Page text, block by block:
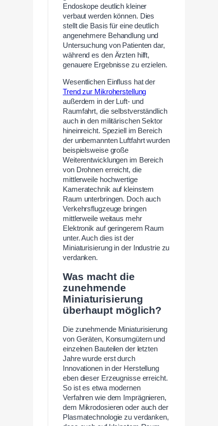
Endoskope deutlich kleiner
verbaut werden können. Dies
stellt die Basis für eine deutlich
angenehmere Behandlung und
Untersuchung von Patienten dar,
während es den Ärzten hilft,
genauere Ergebnisse zu erzielen.
Wesentlichen Einfluss hat der
Trend zur Mikroherstellung
außerdem in der Luft- und
Raumfahrt, die selbstverständlich
auch in den militärischen Sektor
hineinreicht. Speziell im Bereich
der unbemannten Luftfahrt wurden
beispielsweise große
Weiterentwicklungen im Bereich
von Drohnen erreicht, die
mittlerweile hochwertige
Kameratechnik auf kleinstem
Raum unterbringen. Doch auch
Verkehrsflugzeuge bringen
mittlerweile weitaus mehr
Elektronik auf geringerem Raum
unter. Auch dies ist der
Miniaturisierung in der Industrie zu
verdanken.
Was macht die
zunehmende
Miniaturisierung
überhaupt möglich?
Die zunehmende Miniaturisierung
von Geräten, Konsumgütern und
einzelnen Bauteilen der letzten
Jahre wurde erst durch
Innovationen in der Herstellung
eben dieser Erzeugnisse erreicht.
So ist es etwa modernen
Verfahren wie dem Imprägnieren,
dem Mikrodosieren oder auch der
Plasmatechnologie zu verdanken,